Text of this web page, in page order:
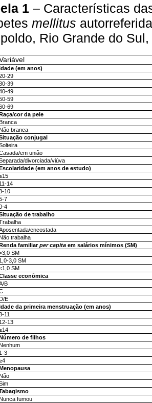
1 – Características
mellitus
Rio Grande do
(em anos)
29
39
49
59
69
cor da pele
branca
conjugal
em união
divorciada/viúva
(em anos de estudo)
11-14
10
7
4
de trabalho
encostada
trabalha
familiarper capitaem salários mínimos (SM)
SM
1,0-3,0 SM
SM
econômica
B
E
da primeira menstruação (em anos)
11
12-13
de filhos
1-3
fumou